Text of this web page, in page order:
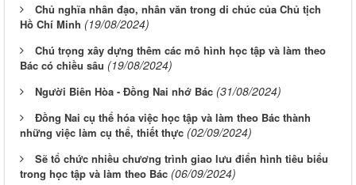
Chủ nghĩa nhân đạo, nhân văn trong di chúc của Chủ tịch
Hồ Chí Minh (19/08/2024)
Chú trọng xây dựng thêm các mô hình học tập và làm theo
Bác có chiều sâu (19/08/2024)
Người Biên Hòa - Đồng Nai nhớ Bác (31/08/2024)
Đồng Nai cụ thể hóa việc học tập và làm theo Bác thành
những việc làm cụ thể, thiết thực (02/09/2024)
Sẽ tổ chức nhiều chương trình giao lưu điển hình tiêu biểu
trong học tập và làm theo Bác (06/09/2024)